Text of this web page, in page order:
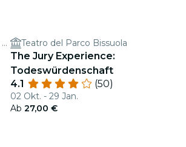
Laguna Libre – Eco Ristorante Jazz club & Cocktail Bar Teatro del Parco Bissuola
The Jury Experience:
Todeswürdenschaft
4.1
(50)
02 Okt. - 29 Jan.
Ab 27,00 €